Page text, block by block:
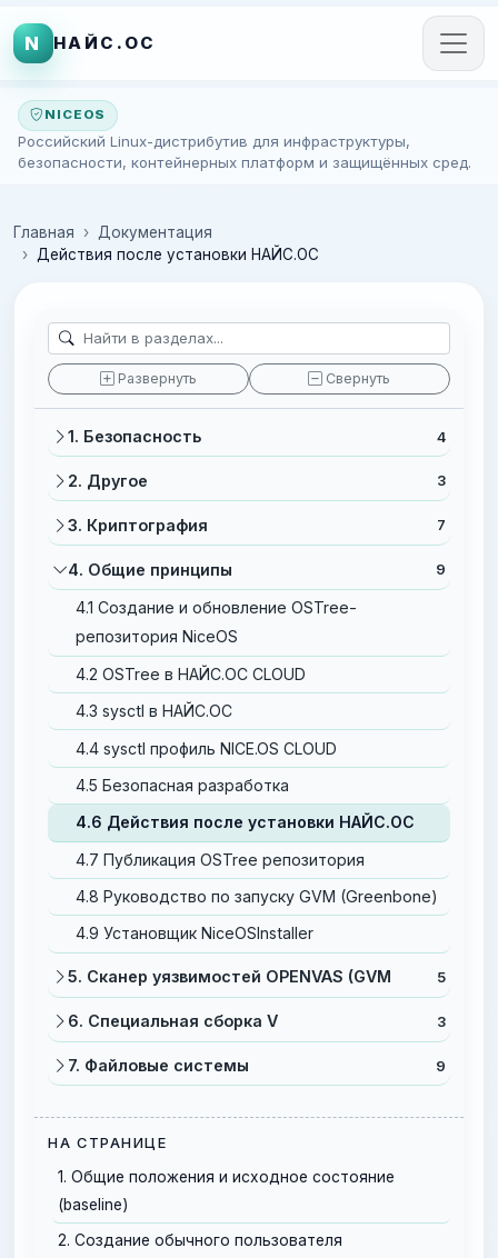
N НАЙС.ОС
NICEOS
Российский Linux-дистрибутив для инфраструктуры,
безопасности, контейнерных платформ и защищённых сред.
Главная
Документация
Действия после установки НАЙС.ОС
Развернуть Свернуть
1. Безопасность 4
2. Другое 3
3. Криптография 7
4. Общие принципы 9
4.1 Cоздание и обновление OSTree-
репозитория NiceOS
4.2 OSTree в НАЙС.ОС CLOUD
4.3 sysctl в НАЙС.ОС
4.4 sysctl профиль NICE.OS CLOUD
4.5 Безопасная разработка
4.6 Действия после установки НАЙС.ОС
4.7 Публикация OSTree репозитория
4.8 Руководство по запуску GVM (Greenbone)
4.9 Установщик NiceOSInstaller
5. Сканер уязвимостей OPENVAS (GVM 5
6. Специальная сборка V 3
7. Файловые системы 9
НА СТРАНИЦЕ
1. Общие положения и исходное состояние
(baseline)
2. Создание обычного пользователя